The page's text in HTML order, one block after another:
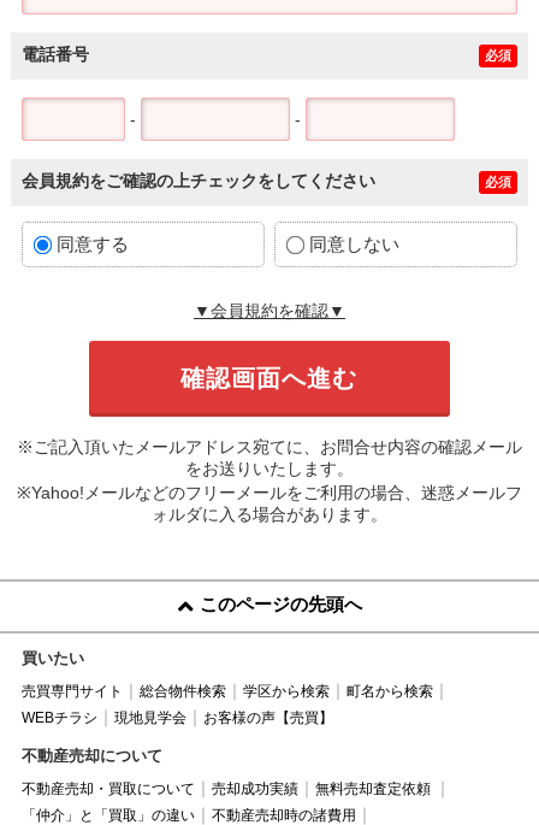
電話番号 必須
- -
会員規約をご確認の上チェックをしてください 必須
同意する 同意しない
▼会員規約を確認▼
※ご記入頂いたメールアドレス宛てに、お問合せ内容の確認メール
をお送りいたします。
※Yahoo!メールなどのフリーメールをご利用の場合、迷惑メールフ
ォルダに入る場合があります。
このページの先頭へ
買いたい
売買専門サイト 総合物件検索 学区から検索
町名から検索
WEBチラシ
現地見学会 お客様の声【売買】
不動産売却について
不動産売却・買取について 売却成功実績
無料売却査定依頼
「仲介」と「買取」の違い
不動産売却時の諸費用